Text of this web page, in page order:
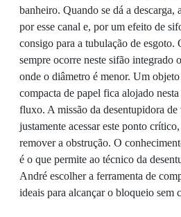
banheiro. Quando se dá a descarga,
por esse canal e, por um efeito de
consigo para a tubulação de esgoto.
sempre ocorre neste sifão integrado
onde o diâmetro é menor. Um
compacta de papel fica alojado
fluxo. A missão da desentupidora
justamente acessar este ponto
remover a obstrução. O
é o que permite ao técnico da
André escolher a ferramenta de
ideais para alcançar o bloqueio sem